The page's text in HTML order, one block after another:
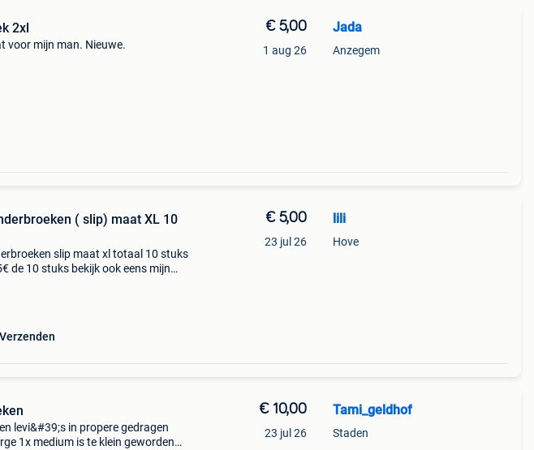
2xl
voor mijn man. Nieuwe.
€ 5,00
1 aug 26
Jada
Anzegem
( slip) maat XL 10
slip maat xl totaal 10 stuks
de 10 stuks bekijk ook eens mijn
€ 5,00
23 jul 26
lili
Hove
levi&#39;s in propere gedragen
1x medium is te klein geworden
€ 10,00
23 jul 26
Tami_geldhof
Staden